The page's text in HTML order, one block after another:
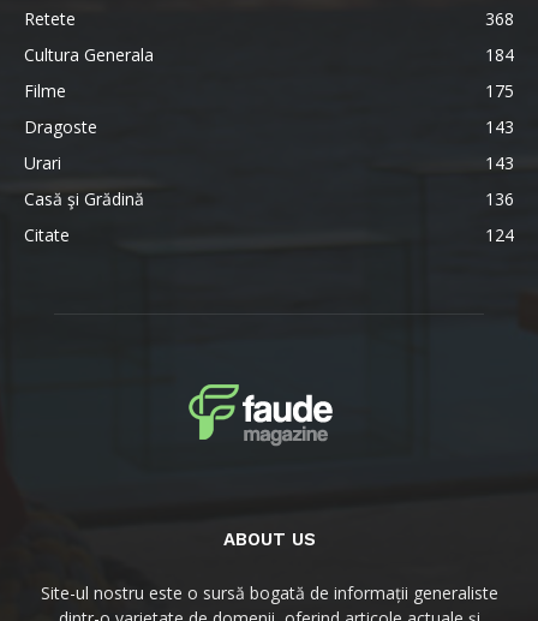
Retete
368
Cultura Generala
184
Filme
175
Dragoste
143
Urari
143
Casă şi Grădină
136
Citate
124
ABOUT US
Site-ul nostru este o sursă bogată de informații generaliste